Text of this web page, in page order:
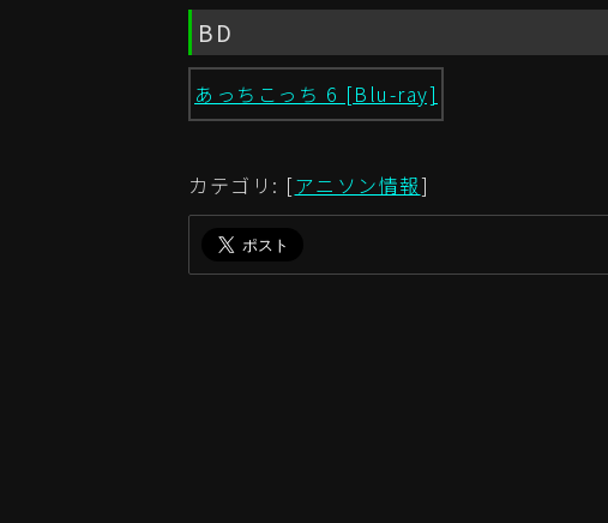
BD
あっちこっち 6 [Blu-ray]
カテゴリ: [アニソン情報]